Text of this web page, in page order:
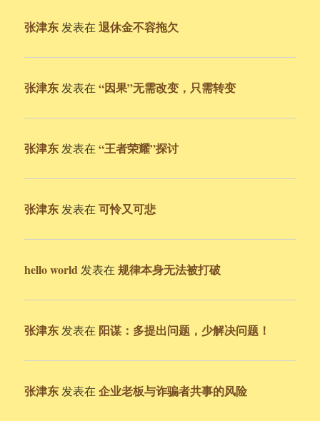
张津东 发表在退休金不容拖欠
张津东 发表在“因果”无需改变，只需转变
张津东 发表在“王者荣耀”探讨
张津东 发表在可怜又可悲
hello world 发表在规律本身无法被打破
张津东 发表在 阳谋：多提出问题，少解决问题！
张津东 发表在企业老板与诈骗者共事的风险